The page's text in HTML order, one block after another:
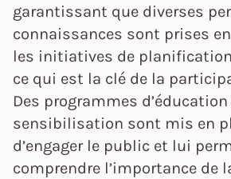
garantissant que diverses
connaissances sont prises
les initiatives de
ce qui est la clé de la
Des programmes
sensibilisation sont mis en
d’engager le public et lui
comprendre l’importance de